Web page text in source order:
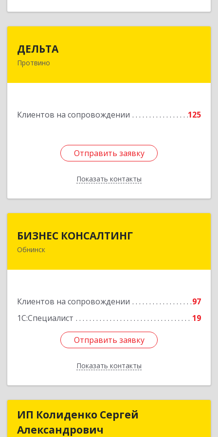
ДЕЛЬТА
Протвино
Клиентов на сопровождении 125
Отправить заявку
Показать контакты
Отправить заявку
Назад
БИЗНЕС КОНСАЛТИНГ
Обнинск
Клиентов на сопровождении
97
1С:Специалист
19
Отправить заявку
Показать контакты
249032, Калужская обл, Обнинск г, Курчатова ул,
Отправить заявку
Назад
ИП Колиденко Сергей
Александрович
ИП Колиденко Сергей